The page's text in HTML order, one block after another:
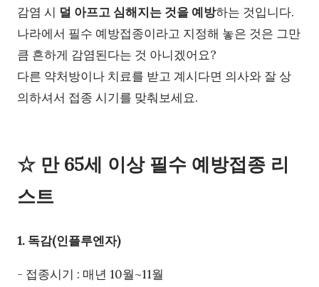
감염 시 덜 아프고 심해지는 것을 예방하는 것입니다.
나라에서 필수 예방접종이라고 지정해 놓은 것은 그만
큼 흔하게 감염된다는 것 아니겠어요?
다른 약처방이나 치료를 받고 계시다면 의사와 잘 상
의하셔서 접종 시기를 맞춰보세요.
☆ 만 65세 이상 필수 예방접종 리
스트
1. 독감(인플루엔자)
- 접종시기 : 매년 10월~11월